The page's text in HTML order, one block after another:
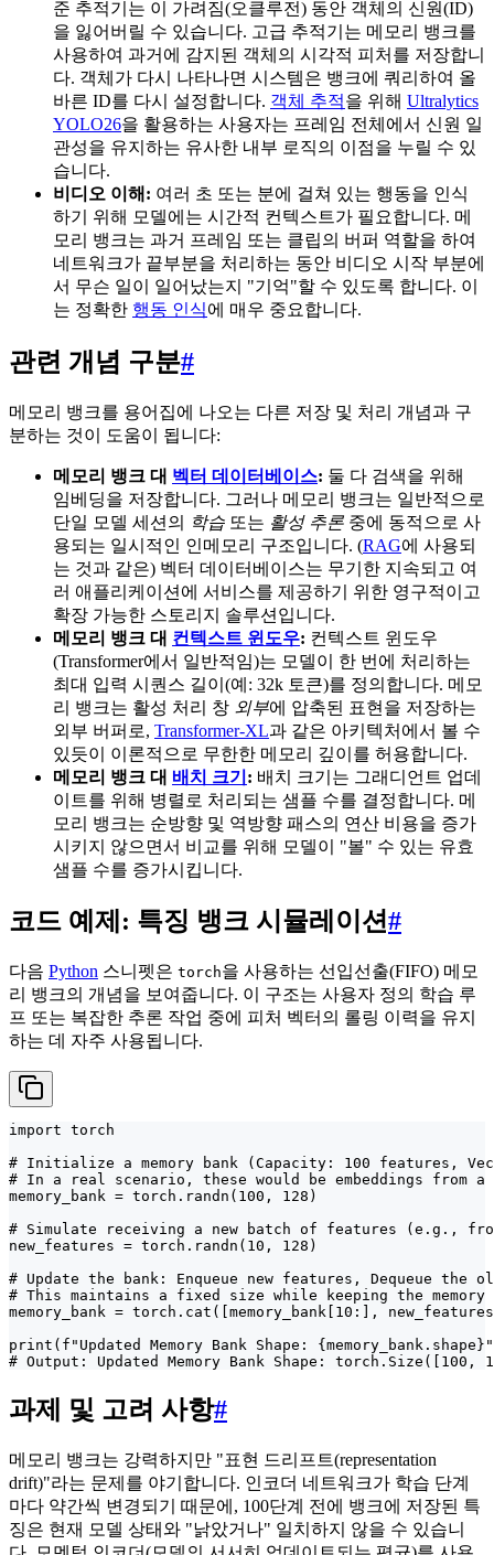
준 추적기는 이 가려짐(오클루전) 동안 객체의 신원(ID)
을 잃어버릴 수 있습니다. 고급 추적기는 메모리 뱅크를
사용하여 과거에 감지된 객체의 시각적 피처를 저장합니
다. 객체가 다시 나타나면 시스템은 뱅크에 쿼리하여 올
바른 ID를 다시 설정합니다. 객체 추적을 위해 Ultralytics
YOLO26을 활용하는 사용자는 프레임 전체에서 신원 일
관성을 유지하는 유사한 내부 로직의 이점을 누릴 수 있
습니다.
비디오 이해: 여러 초 또는 분에 걸쳐 있는 행동을 인식
하기 위해 모델에는 시간적 컨텍스트가 필요합니다. 메
모리 뱅크는 과거 프레임 또는 클립의 버퍼 역할을 하여
네트워크가 끝부분을 처리하는 동안 비디오 시작 부분에
서 무슨 일이 일어났는지 "기억"할 수 있도록 합니다. 이
는 정확한 행동 인식에 매우 중요합니다.
관련 개념 구분#
메모리 뱅크를 용어집에 나오는 다른 저장 및 처리 개념과 구
분하는 것이 도움이 됩니다:
메모리 뱅크 대 벡터 데이터베이스: 둘 다 검색을 위해
임베딩을 저장합니다. 그러나 메모리 뱅크는 일반적으로
단일 모델 세션의
학습 또는 활성 추론 중에 동적으로 사
용되는 일시적인 인메모리 구조입니다. (RAG에 사용되
는 것과 같은) 벡터 데이터베이스는 무기한 지속되고 여
러 애플리케이션에 서비스를 제공하기 위한 영구적이고
확장 가능한 스토리지 솔루션입니다.
메모리 뱅크 대 컨텍스트 윈도우: 컨텍스트 윈도우
(Transformer에서 일반적임)는 모델이 한 번에 처리하는
최대 입력 시퀀스 길이(예: 32k 토큰)를 정의합니다. 메모
리 뱅크는 활성 처리 창 외부에 압축된 표현을 저장하는
외부 버퍼로, Transformer-XL과 같은 아키텍처에서 볼 수
있듯이 이론적으로 무한한 메모리 깊이를 허용합니다.
메모리 뱅크 대 배치 크기 : 배치 크기는 그래디언트 업데
이트를 위해 병렬로 처리되는 샘플 수를 결정합니다. 메
모리 뱅크는 순방향 및 역방향 패스의 연산 비용을 증가
시키지 않으면서 비교를 위해 모델이 "볼" 수 있는 유효
샘플 수를 증가시킵니다.
코드 예제: 특징 뱅크 시뮬레이션#
다음 Python 스니펫은 torch을 사용하는 선입선출(FIFO) 메모
리 뱅크의 개념을 보여줍니다. 이 구조는 사용자 정의 학습 루
프 또는 복잡한 추론 작업 중에 피처 벡터의 롤링 이력을 유지
하는 데 자주 사용됩니다.
import torch
# Initialize a memory bank (Capacity: 100 features,
# In a real scenario, these would be embeddings from a
memory_bank = torch.randn(100, 128)
# Simulate receiving a new batch of features (e.g.,
new_features = torch.randn(10, 128)
# Update the bank: Enqueue new features, Dequeue the
# This maintains a fixed size while keeping the
memory_bank = torch.cat([memory_bank[10:],
print(f"Updated Memory Bank Shape:
# Output: Updated Memory Bank Shape: torch.Size([100,
과제 및 고려 사항#
메모리 뱅크는 강력하지만 "표현 드리프트(representation
drift)"라는 문제를 야기합니다. 인코더 네트워크가 학습 단계
마다 약간씩 변경되기 때문에, 100단계 전에 뱅크에 저장된 특
징은 현재 모델 상태와 "낡았거나" 일치하지 않을 수 있습니